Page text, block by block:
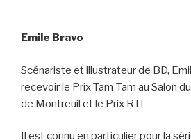
Emile Bravo
Scénariste et illustrateur de BD,
recevoir le Prix Tam-Tam au Salon
de Montreuil et le Prix RTL
Il est connu en particulier pour la